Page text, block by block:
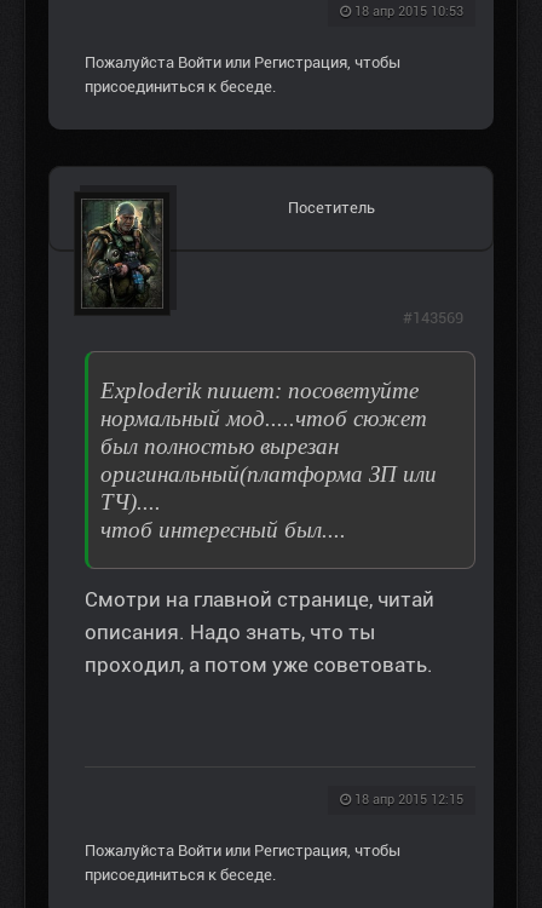
18 апр 2015 10:53
Пожалуйста Войти или Регистрация , чтобы
присоединиться к беседе.
Посетитель
Exploderik пишет: посоветуйте
нормальный мод.....чтоб сюжет
был полностью вырезан
оригинальный(платформа ЗП или
ТЧ)....
чтоб интересный был....
Смотри на главной странице, читай
описания. Надо знать, что ты
проходил, а потом уже советовать.
18 апр 2015 12:15
#143569
Пожалуйста Войти или Регистрация , чтобы
присоединиться к беседе.